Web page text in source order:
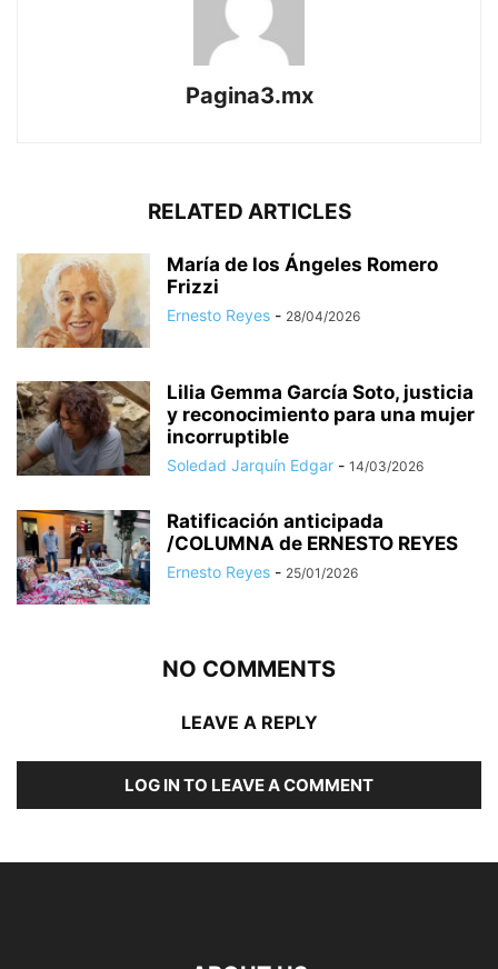
Pagina3.mx
RELATED ARTICLES
María de los Ángeles Romero
Frizzi
Ernesto Reyes - 28/04/2026
Lilia Gemma García Soto, justicia
y reconocimiento para una mujer
incorruptible
Soledad Jarquín Edgar - 14/03/2026
Ratificación anticipada
/COLUMNA de ERNESTO REYES
Ernesto Reyes - 25/01/2026
NO COMMENTS
LEAVE A REPLY
LOG IN TO LEAVE A COMMENT